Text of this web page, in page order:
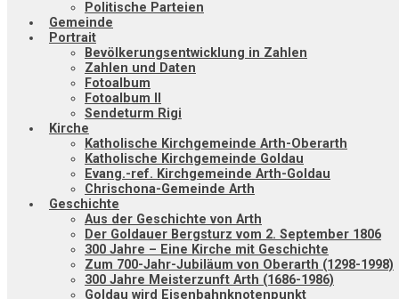
Politische Parteien
Gemeinde
Portrait
Bevölkerungsentwicklung in Zahlen
Zahlen und Daten
Fotoalbum
Fotoalbum II
Sendeturm Rigi
Kirche
Katholische Kirchgemeinde Arth-Oberarth
Katholische Kirchgemeinde Goldau
Evang.-ref. Kirchgemeinde Arth-Goldau
Chrischona-Gemeinde Arth
Geschichte
Aus der Geschichte von Arth
Der Goldauer Bergsturz vom 2. September 1806
300 Jahre – Eine Kirche mit Geschichte
Zum 700-Jahr-Jubiläum von Oberarth (1298-1998)
300 Jahre Meisterzunft Arth (1686-1986)
Goldau wird Eisenbahnknotenpunkt